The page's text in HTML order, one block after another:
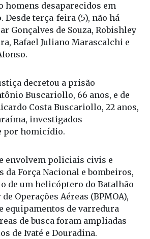
decretou a prisão
Buscariollo, 66 anos, e de
Costa Buscariollo, 22 anos,
por homicídio.
envolvem policiais civis e
Força Nacional e bombeiros,
de um helicóptero do Batalhão
equipamentos de varredura
de busca foram ampliadas
de Ivaté e Douradina.
as buscas no domingo (10)
às 19h, com diligências por terra,